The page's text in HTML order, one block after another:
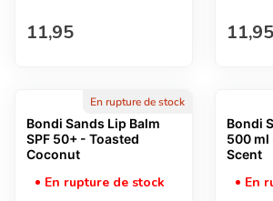
Prix normal
11,95 Prix
11,95
En rupture de stock
Bondi Sands Lip Balm
SPF 50+ - Toasted
Coconut
En rupture de stock
Bondi
500 ml
Scent
En